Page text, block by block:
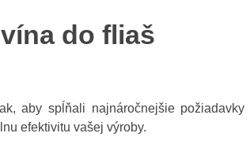
do fliaš
aby spĺňali najnáročnejšie požiadavky
efektivitu vašej výroby.